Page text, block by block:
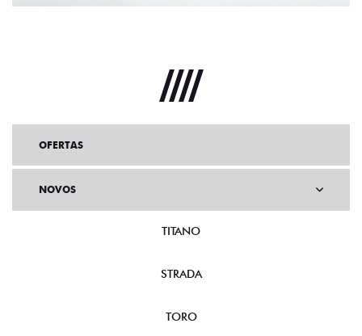
OFERTAS
NOVOS
TITANO
STRADA
TORO